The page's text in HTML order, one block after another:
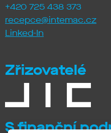
+420 725 438 373
recepce@intemac.cz
Linked-In
Zřizovatelé
S finanční